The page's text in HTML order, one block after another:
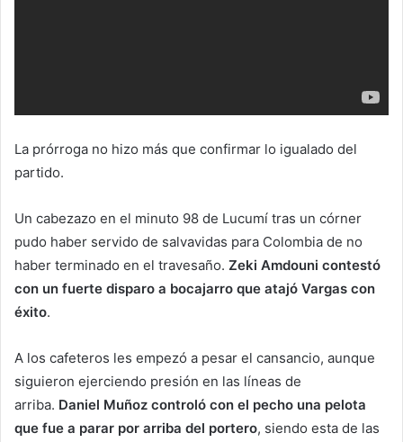
La prórroga no hizo más que confirmar lo igualado del
partido.
Un cabezazo en el minuto 98 de Lucumí tras un córner
pudo haber servido de salvavidas para Colombia de no
haber terminado en el travesaño. Zeki Amdouni contestó
con un fuerte disparo a bocajarro que atajó Vargas con
éxito.
A los cafeteros les empezó a pesar el cansancio, aunque
siguieron ejerciendo presión en las líneas de
arriba. Daniel Muñoz controló con el pecho una pelota
que fue a parar por arriba del portero, siendo esta de las